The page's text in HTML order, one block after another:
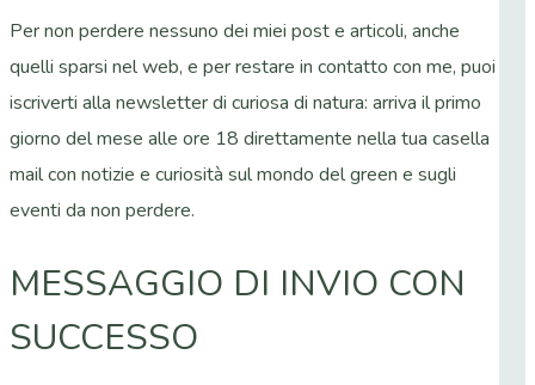
Per non perdere nessuno dei miei post e articoli, anche
quelli sparsi nel web, e per restare in contatto con me, puoi
iscriverti alla newsletter di curiosa di natura: arriva il primo
giorno del mese alle ore 18 direttamente nella tua casella
mail con notizie e curiosità sul mondo del green e sugli
eventi da non perdere.
MESSAGGIO DI INVIO CON
SUCCESSO